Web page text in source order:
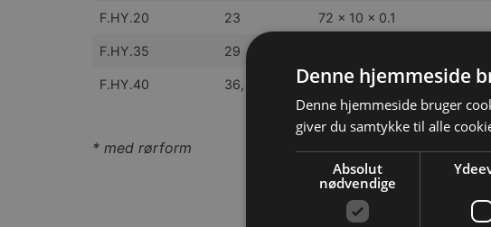
F.HY.20 23 72 x 10 x 0.1
F.HY.35 29
F.HY.40 36, 48 120 x 16 x 0.1
* med rørform
Denne hjemmeside
Denne hjemmeside bruger
giver du samtykke til alle
Absolut
nødvendige